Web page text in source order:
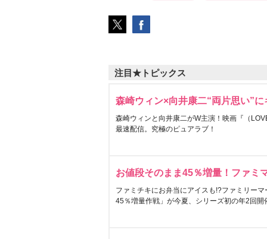
注目★トピックス
森崎ウィン×向井康二“両片思い”
森崎ウィンと向井康二がW主演！映画『（
最速配信。究極のピュアラブ！
お値段そのまま45％増量！ファミ
ファミチキにお弁当にアイスも!?ファミリー
45％増量作戦」が今夏、シリーズ初の年2回開